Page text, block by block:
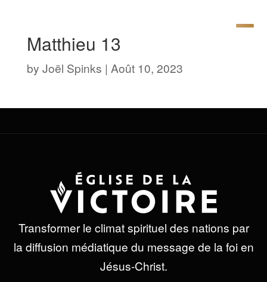
Matthieu 13
by Joël Spinks | Août 10, 2023
Transformer le climat spirituel des nations par
la diffusion médiatique du message de la foi en
Jésus-Christ.